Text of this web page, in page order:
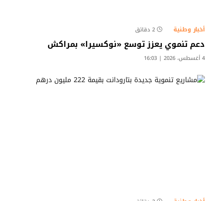
أخبار وطنية 2 دقائق
دعم تنموي يعزز توسع «نوكسيرا» بمراكش
4 أغسطس، 2026 | 16:03